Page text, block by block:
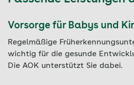
Vorsorge für Babys und
Regelmäßige
wichtig für die gesunde
Die AOK unterstützt Sie dabei.